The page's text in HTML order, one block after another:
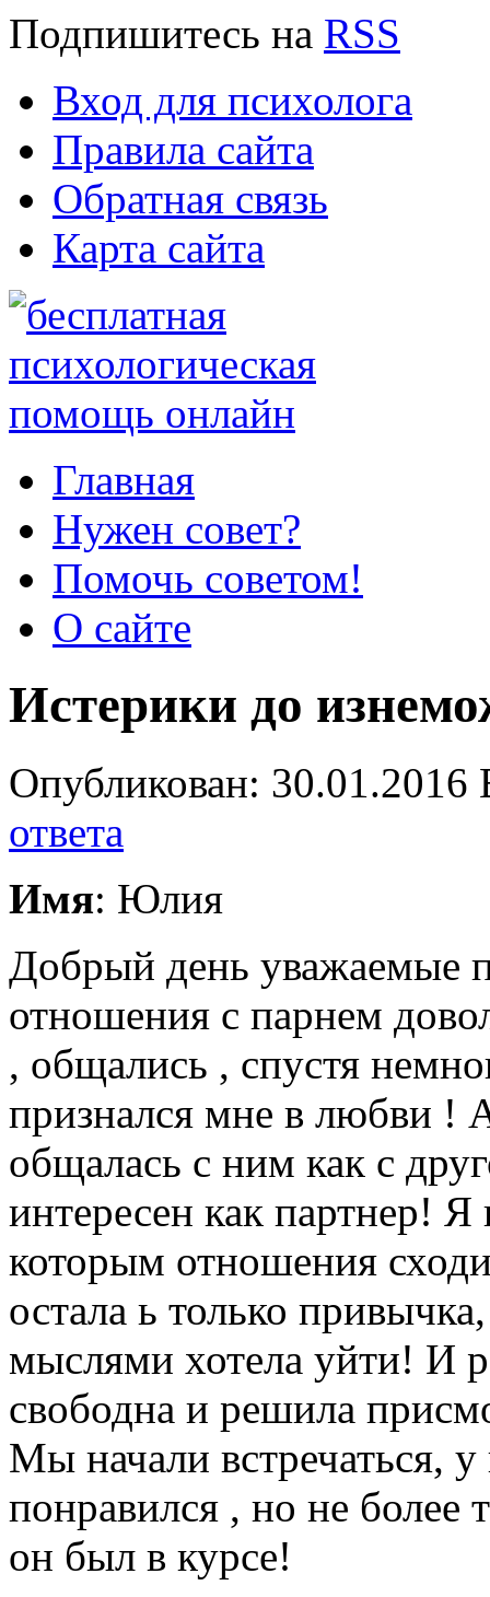
Подпишитесь на RSS
Вход для психолога
Правила сайта
Обратная связь
Карта сайта
Главная
Нужен совет?
Помочь советом!
О сайте
Истерики до
Опубликован:
ответа
Имя: Юлия
Добрый день уважаемые
отношения с парнем
, общались , спустя
признался мне в любви !
общалась с ним как с
интересен как партнер!
которым отношения
остала ь только
мыслями хотела уйти! И
свободна и решила
Мы начали встречаться, у
понравился , но не
он был в курсе!